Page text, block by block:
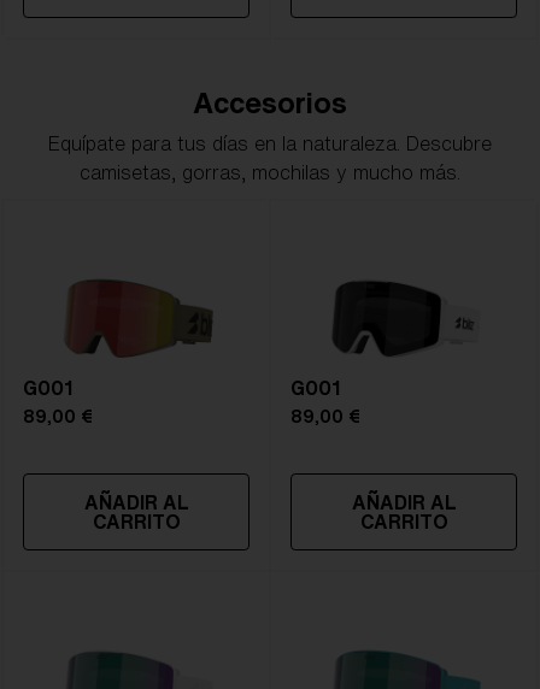
Accesorios
Equípate para tus días en la naturaleza. Descubre
camisetas, gorras, mochilas y mucho más.
G001
89,00 €
AÑADIR AL
CARRITO
G001
89,00 €
AÑADIR AL
CARRITO